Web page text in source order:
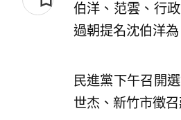
伯洋、范雲、行
過朝提名沈伯洋為
民進黨下午召開
世杰、新竹市徵